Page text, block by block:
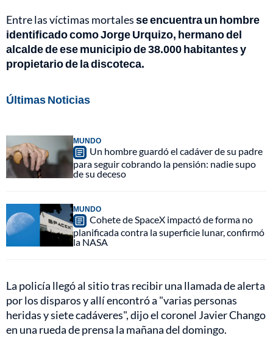
Entre las víctimas mortalesse encuentra un hombre
identificado como Jorge Urquizo, hermano del
alcalde de ese municipio de 38.000 habitantes y
propietario de la discoteca.
Últimas Noticias
MUNDO
Un hombre guardó el cadáver de su padre
para seguir cobrando la pensión: nadie supo
de su deceso
MUNDO
Cohete de SpaceX impactó de forma no
planificada contra la superficie lunar, confirmó
la NASA
La policía llegó al sitio tras recibir una llamada de alerta
por los disparos y allí encontró a "varias personas
heridas y siete cadáveres", dijo el coronel Javier Chango
en una rueda de prensa la mañana del domingo.